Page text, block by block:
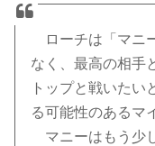
ローチは「マニ
なく、最高の相手
トップと戦いたい
る可能性のある
マニーはもう少